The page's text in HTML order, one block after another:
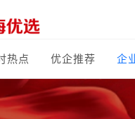
热点 优企推荐 企